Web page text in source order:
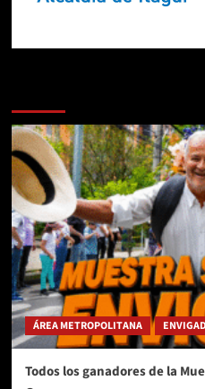
ÁREA METROPOLITANA
Todos los ganadores de la